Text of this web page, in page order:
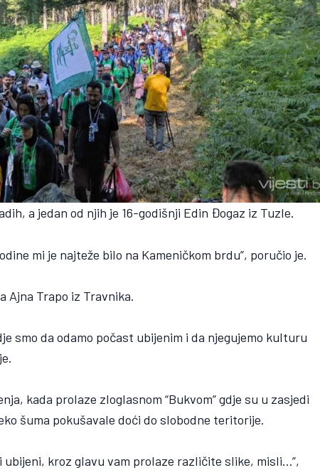
a jedan od njih je 16-godišnji Edin Đogaz iz Tuzle.
mi je najteže bilo na Kameničkom brdu”, poručio je.
Ajna Trapo iz Travnika.
smo da odamo počast ubijenim i da njegujemo kulturu
kada prolaze zloglasnom “Bukvom” gdje su u zasjedi
šuma pokušavale doći do slobodne teritorije.
kroz glavu vam prolaze različite slike, misli…”,